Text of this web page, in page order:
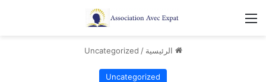
القائمة
الرئيسية /
Uncategorized
Uncategorized